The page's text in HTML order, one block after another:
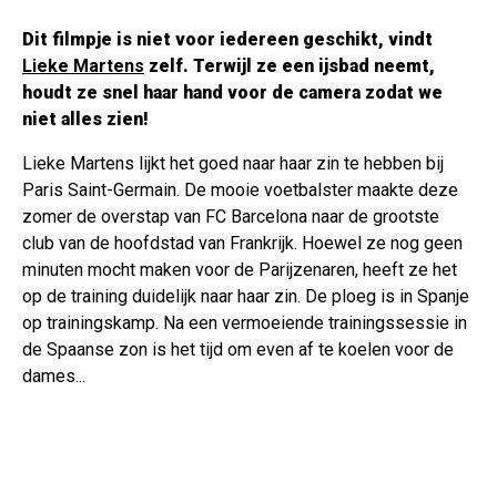
Dit filmpje is niet voor iedereen geschikt, vindt
Lieke Martens zelf. Terwijl ze een ijsbad neemt,
houdt ze snel haar hand voor de camera zodat we
niet alles zien!
Lieke Martens lijkt het goed naar haar zin te hebben bij
Paris Saint-Germain. De mooie voetbalster maakte deze
zomer de overstap van FC Barcelona naar de grootste
club van de hoofdstad van Frankrijk. Hoewel ze nog geen
minuten mocht maken voor de Parijzenaren, heeft ze het
op de training duidelijk naar haar zin. De ploeg is in Spanje
op trainingskamp. Na een vermoeiende trainingssessie in
de Spaanse zon is het tijd om even af te koelen voor de
dames...